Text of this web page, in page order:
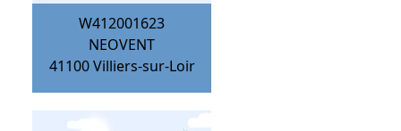
W412001623
NEOVENT
41100 Villiers-sur-Loir